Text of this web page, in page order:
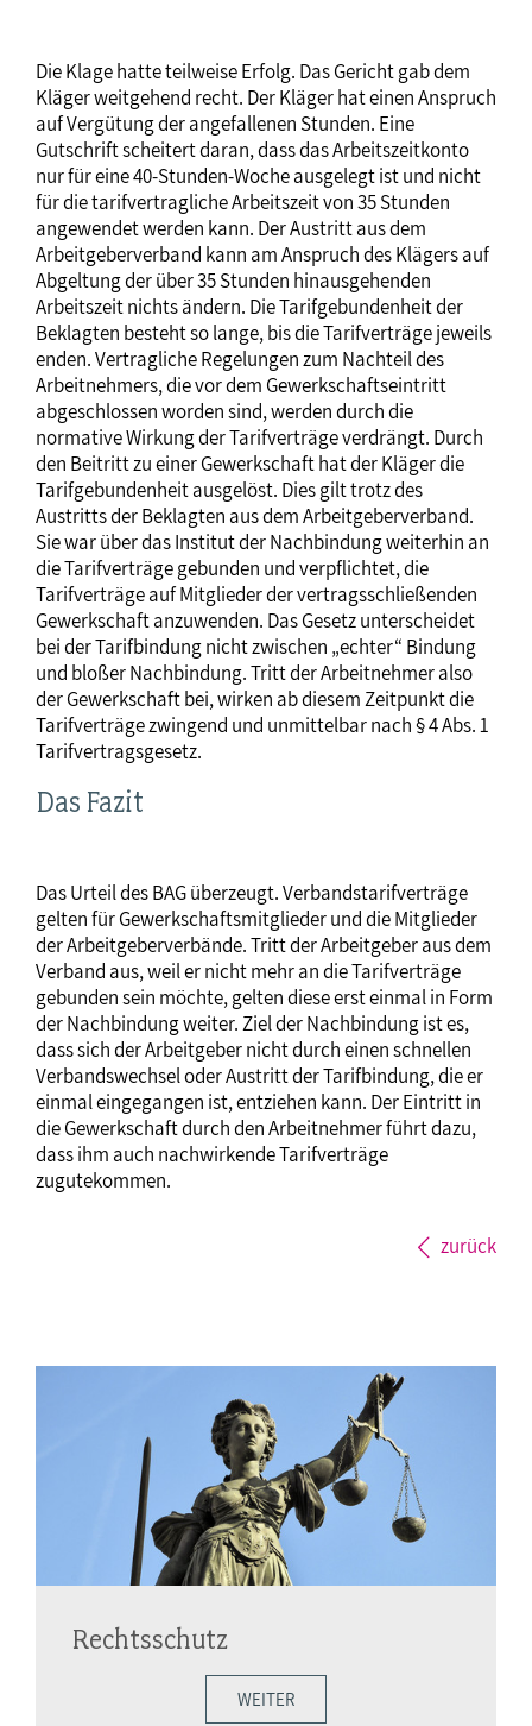
Die Klage hatte teilweise Erfolg. Das Gericht gab dem
Kläger weitgehend recht. Der Kläger hat einen Anspruch
auf Vergütung der angefallenen Stunden. Eine
Gutschrift scheitert daran, dass das Arbeitszeitkonto
nur für eine 40-Stunden-Woche ausgelegt ist und nicht
für die tarifvertragliche Arbeitszeit von 35 Stunden
angewendet werden kann. Der Austritt aus dem
Arbeitgeberverband kann am Anspruch des Klägers auf
Abgeltung der über 35 Stunden hinausgehenden
Arbeitszeit nichts ändern. Die Tarifgebundenheit der
Beklagten besteht so lange, bis die Tarifverträge jeweils
enden. Vertragliche Regelungen zum Nachteil des
Arbeitnehmers, die vor dem Gewerkschaftseintritt
abgeschlossen worden sind, werden durch die
normative Wirkung der Tarifverträge verdrängt. Durch
den Beitritt zu einer Gewerkschaft hat der Kläger die
Tarifgebundenheit ausgelöst. Dies gilt trotz des
Austritts der Beklagten aus dem Arbeitgeberverband.
Sie war über das Institut der Nachbindung weiterhin an
die Tarifverträge gebunden und verpflichtet, die
Tarifverträge auf Mitglieder der vertragsschließenden
Gewerkschaft anzuwenden. Das Gesetz unterscheidet
bei der Tarifbindung nicht zwischen „echter“ Bindung
und bloßer Nachbindung. Tritt der Arbeitnehmer also
der Gewerkschaft bei, wirken ab diesem Zeitpunkt die
Tarifverträge zwingend und unmittelbar nach § 4 Abs. 1
Tarifvertragsgesetz.
Das Fazit
Das Urteil des BAG überzeugt. Verbandstarifverträge
gelten für Gewerkschaftsmitglieder und die Mitglieder
der Arbeitgeberverbände. Tritt der Arbeitgeber aus dem
Verband aus, weil er nicht mehr an die Tarifverträge
gebunden sein möchte, gelten diese erst einmal in Form
der Nachbindung weiter. Ziel der Nachbindung ist es,
dass sich der Arbeitgeber nicht durch einen schnellen
Verbandswechsel oder Austritt der Tarifbindung, die er
einmal eingegangen ist, entziehen kann. Der Eintritt in
die Gewerkschaft durch den Arbeitnehmer führt dazu,
dass ihm auch nachwirkende Tarifverträge
zugutekommen.
zurück
Rechtsschutz
WEITER